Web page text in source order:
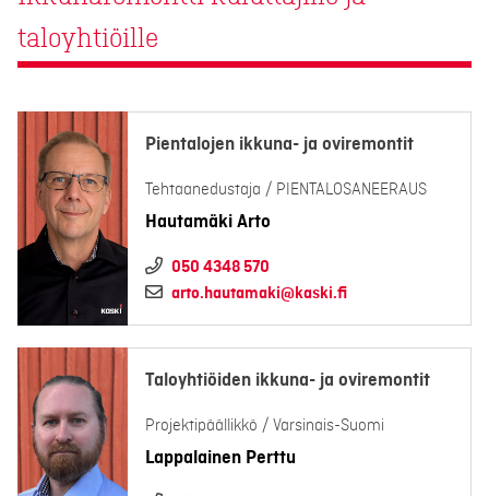
taloyhtiöille
Pientalojen ikkuna- ja oviremontit
Tehtaanedustaja / PIENTALOSANEERAUS
Hautamäki Arto
050 4348 570
arto.hautamaki@kaski.fi
Taloyhtiöiden ikkuna- ja oviremontit
Projektipäällikkö / Varsinais-Suomi
Lappalainen Perttu